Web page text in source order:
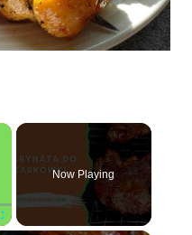
Now Playing